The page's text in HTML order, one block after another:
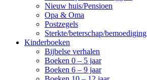
Nieuw huis/Pensioen
Opa & Oma
Postzegels
Sterkte/beterschap/bemoediging
Kinderboeken
Bijbelse verhalen
Boeken 0 – 5 jaar
Boeken 6 – 9 jaar